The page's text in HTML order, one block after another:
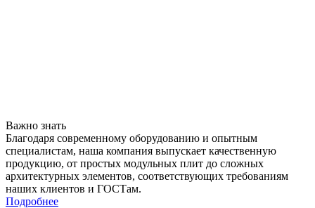
Важно знать
Благодаря современному оборудованию и опытным
специалистам, наша компания выпускает качественную
продукцию, от простых модульных плит до сложных
архитектурных элементов, соответствующих требованиям
наших клиентов и ГОСТам.
Подробнее